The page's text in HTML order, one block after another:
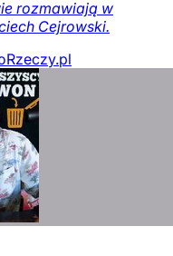
rozmawiają w
Cejrowski.